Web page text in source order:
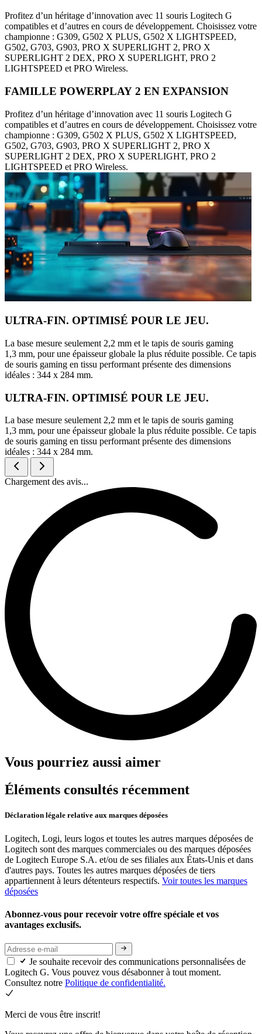
Profitez d’un héritage d’innovation avec 11 souris Logitech G
compatibles et d’autres en cours de développement. Choisissez votre
championne : G309, G502 X PLUS, G502 X LIGHTSPEED,
G502, G703, G903, PRO X SUPERLIGHT 2, PRO X
SUPERLIGHT 2 DEX, PRO X SUPERLIGHT, PRO 2
LIGHTSPEED et PRO Wireless.
FAMILLE POWERPLAY 2 EN EXPANSION
Profitez d’un héritage d’innovation avec 11 souris Logitech G
compatibles et d’autres en cours de développement. Choisissez votre
championne : G309, G502 X PLUS, G502 X LIGHTSPEED,
G502, G703, G903, PRO X SUPERLIGHT 2, PRO X
SUPERLIGHT 2 DEX, PRO X SUPERLIGHT, PRO 2
LIGHTSPEED et PRO Wireless.
ULTRA-FIN. OPTIMISÉ POUR LE JEU.
La base mesure seulement 2,2 mm et le tapis de souris gaming
1,3 mm, pour une épaisseur globale la plus réduite possible. Ce tapis
de souris gaming en tissu performant présente des dimensions
idéales : 344 x 284 mm.
ULTRA-FIN. OPTIMISÉ POUR LE JEU.
La base mesure seulement 2,2 mm et le tapis de souris gaming
1,3 mm, pour une épaisseur globale la plus réduite possible. Ce tapis
de souris gaming en tissu performant présente des dimensions
idéales : 344 x 284 mm.
Chargement des avis...
Vous pourriez aussi aimer
Éléments consultés récemment
Déclaration légale relative aux marques déposées
Logitech, Logi, leurs logos et toutes les autres marques déposées de
Logitech sont des marques commerciales ou des marques déposées
de Logitech Europe S.A. et/ou de ses filiales aux États-Unis et dans
d'autres pays. Toutes les autres marques déposées de tiers
appartiennent à leurs détenteurs respectifs. Voir toutes les marques
déposées
Abonnez-vous pour recevoir votre offre spéciale et vos
avantages exclusifs.
Je souhaite recevoir des communications personnalisées de
Logitech G. Vous pouvez vous désabonner à tout moment.
Consultez notre Politique de confidentialité.
Merci de vous être inscrit!